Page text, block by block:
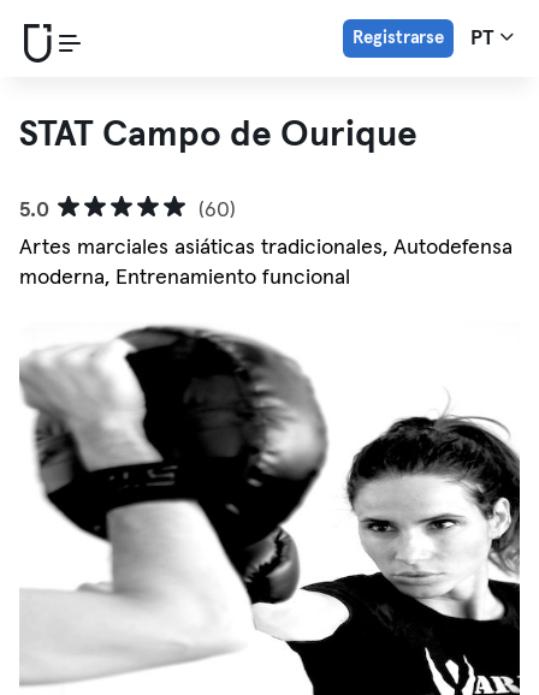
Registrarse PT
STAT Campo de Ourique
5.0
(60)
Artes marciales asiáticas tradicionales, Autodefensa
moderna, Entrenamiento funcional